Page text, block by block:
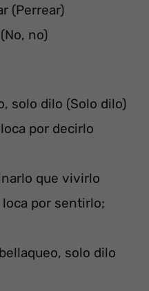
(Perrear)
no)
solo dilo (Solo dilo)
por decirlo
que vivirlo
por sentirlo;
solo dilo